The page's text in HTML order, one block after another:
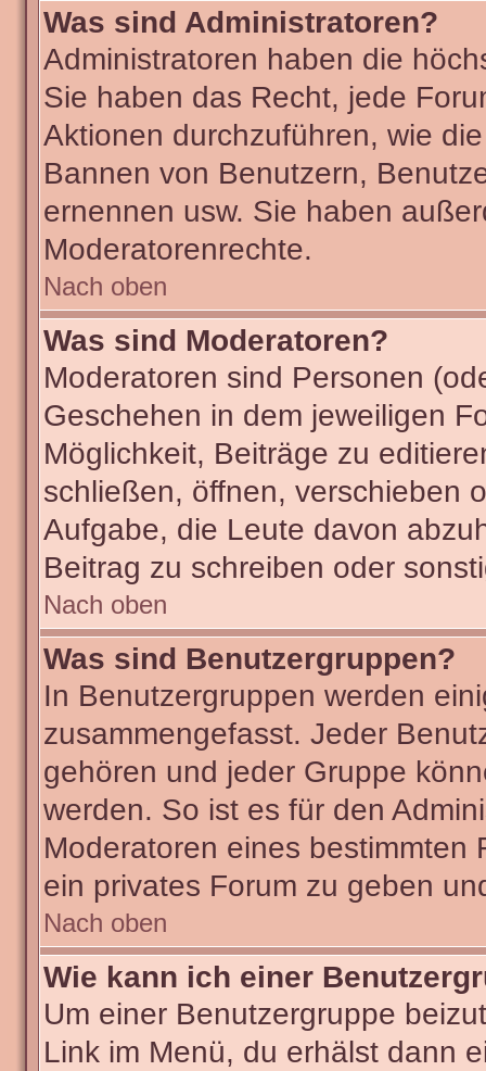
Was sind Administratoren?
Administratoren haben die
Sie haben das Recht, jede
Aktionen durchzuführen, wie
Bannen von Benutzern,
ernennen usw. Sie haben
Moderatorenrechte.
Nach oben
Was sind Moderatoren?
Moderatoren sind Personen
Geschehen in dem jeweiligen
Möglichkeit, Beiträge zu
schließen, öffnen, verschieben
Aufgabe, die Leute davon
Beitrag zu schreiben oder
Nach oben
Was sind Benutzergruppen?
In Benutzergruppen werden
zusammengefasst. Jeder
gehören und jeder Gruppe
werden. So ist es für den
Moderatoren eines bestimmten
ein privates Forum zu geben
Nach oben
Wie kann ich einer
Um einer Benutzergruppe
Link im Menü, du erhälst dann